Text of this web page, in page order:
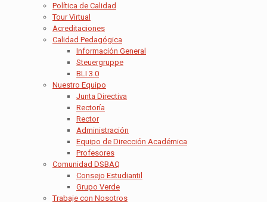
Política de Calidad
Tour Virtual
Acreditaciones
Calidad Pedagógica
Información General
Steuergruppe
BLI 3.0
Nuestro Equipo
Junta Directiva
Rectoría
Rector
Administración
Equipo de Dirección Académica
Profesores
Comunidad DSBAQ
Consejo Estudiantil
Grupo Verde
Trabaje con Nosotros